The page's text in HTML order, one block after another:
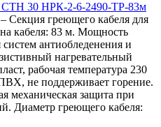
СТН 30 НРК-2-6-2490-ТР-83м
греющего кабеля для
кабеля: 83 м. Мощность
антиобледенения и
нагревательный
рабочая температура 230
не поддерживает горение.
механическая защита при
Диаметр греющего кабеля: